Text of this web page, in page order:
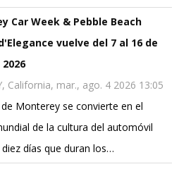
Car Week & Pebble Beach
vuelve del 7 al 16 de
California, mar., ago. 4 2026 13:05
Monterey se convierte en el
de la cultura del automóvil
días que duran los…